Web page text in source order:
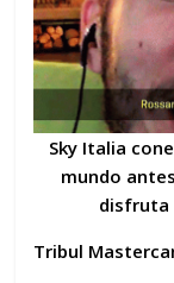
Sky Italia
mundo
disfruta
Tribul